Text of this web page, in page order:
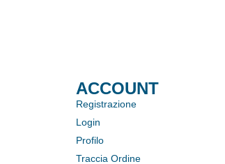
ACCOUNT
Registrazione
Login
Profilo
Traccia Ordine